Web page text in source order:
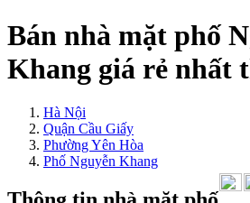
Bán nhà mặt phố
Khang giá rẻ nhất
Hà Nội
Quận Cầu Giấy
Phường Yên Hòa
Phố Nguyễn Khang